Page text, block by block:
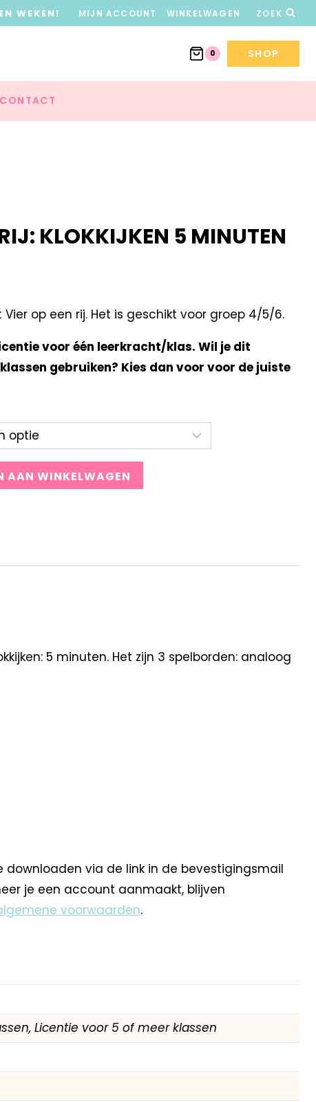
WEKEN! MIJN ACCOUNT WINKELWAGEN ZOEK
0 SHOP
CONTACT
KLOKKIJKEN 5 MINUTEN
op een rij. Het is geschikt voor groep 4/5/6.
voor één leerkracht/klas. Wil je dit
gebruiken? Kies dan voor voor de juiste
AAN WINKELWAGEN
5 minuten. Het zijn 3 spelborden: analoog
downloaden via de link in de bevestigingsmail
je een account aanmaakt, blijven
voorwaarden.
Licentie voor 5 of meer klassen